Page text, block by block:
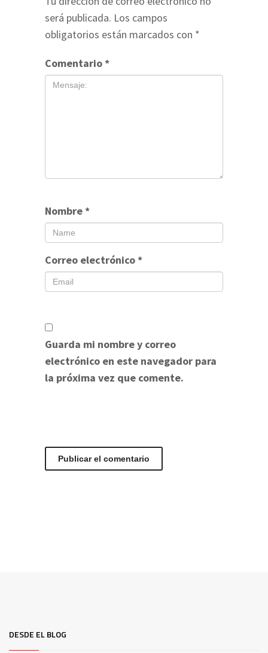
será publicada. Los campos
obligatorios están marcados con *
Comentario*
Nombre*
Correo electrónico*
Guarda mi nombre y correo
electrónico en este navegador para
la próxima vez que comente.
DESDE EL BLOG